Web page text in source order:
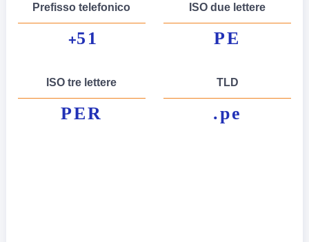
Prefisso telefonico
+51
ISO due lettere
PE
ISO tre lettere
PER
TLD
.pe